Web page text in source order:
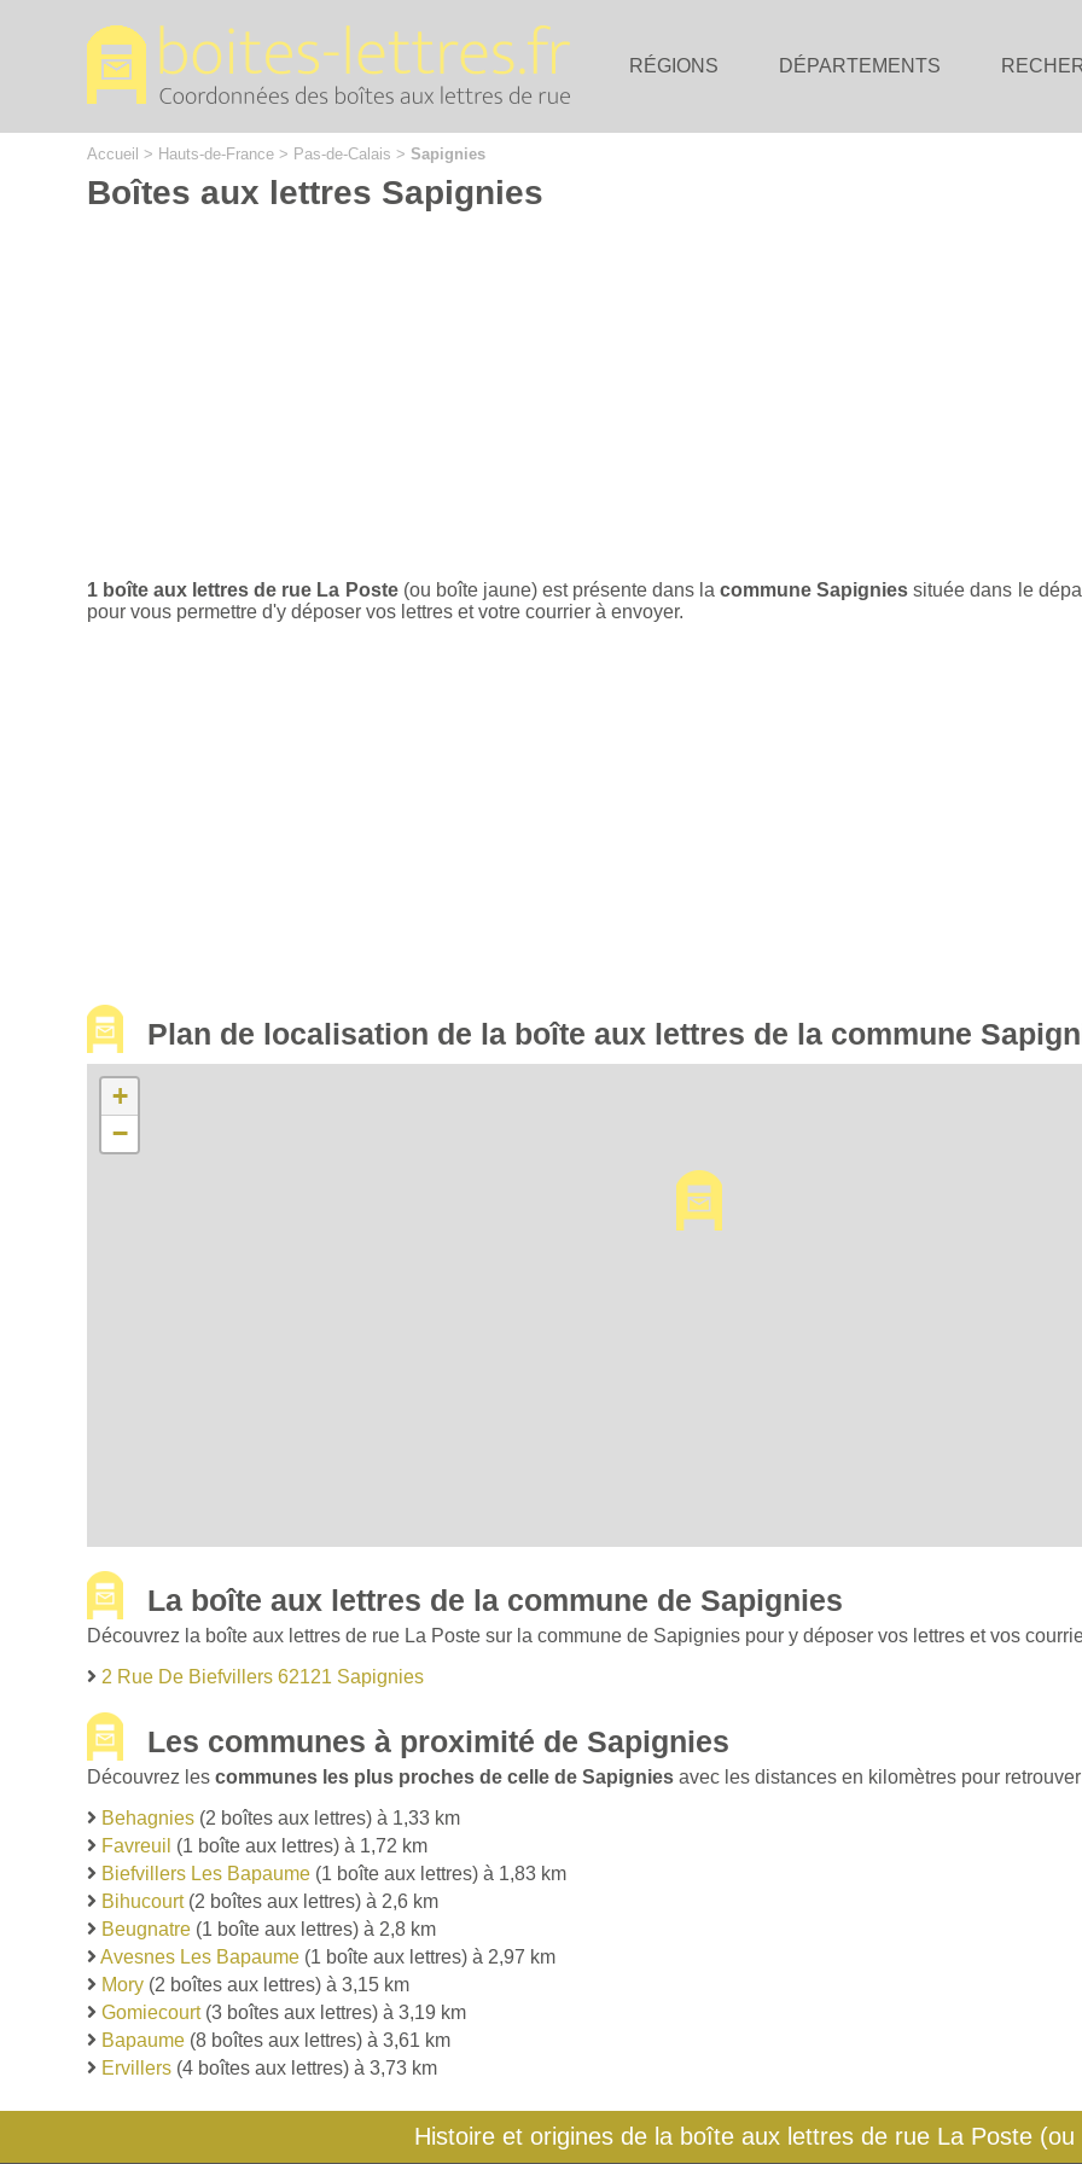
RÉGIONS DÉPARTEMENTS
Accueil > Hauts-de-France > Pas-de-Calais > Sapignies
Boîtes aux lettres Sapignies
1 boîte aux lettres de rue La Poste(ou boîte jaune) est présente dans lacommune Sapignies située dans le
pour vous permettre d'y déposer vos lettres et votre courrier à envoyer.
Plan de localisation de la boîte aux lettres de la commune
+
−
La boîte aux lettres de la commune de Sapignies
Découvrez la boîte aux lettres de rue La Poste sur la commune de Sapignies pour y déposer vos lettres et vos
2 Rue De Biefvillers 62121 Sapignies
Les communes à proximité de Sapignies
Découvrez les communes les plus proches de celle de Sapignies avec les distances en kilomètres pour
Behagnies (2 boîtes aux lettres) à 1,33 km
Favreuil (1 boîte aux lettres) à 1,72 km
Biefvillers Les Bapaume (1 boîte aux lettres) à 1,83 km
Bihucourt(2 boîtes aux lettres) à 2,6 km
Beugnatre (1 boîte aux lettres) à 2,8 km
Avesnes Les Bapaume (1 boîte aux lettres) à 2,97 km
Mory (2 boîtes aux lettres) à 3,15 km
Gomiecourt(3 boîtes aux lettres) à 3,19 km
Bapaume (8 boîtes aux lettres) à 3,61 km
Ervillers (4 boîtes aux lettres) à 3,73 km
Histoire et origines de la boîte aux lettres de rue La Poste